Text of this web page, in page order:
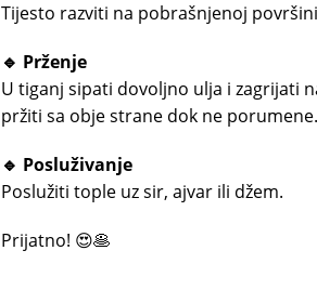
Tijesto razviti na pobrašnjenoj
🔹 Prženje
U tiganj sipati dovoljno ulja i zagrijati
pržiti sa obje strane dok ne
🔹 Posluživanje
Poslužiti tople uz sir, ajvar ili džem.
Prijatno! 😍🥞